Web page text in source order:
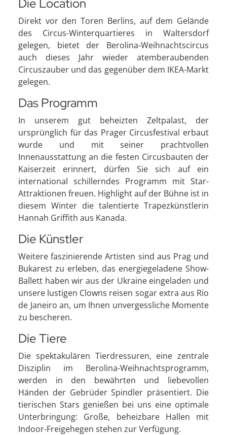
Direkt vor den Toren Berlins, auf dem Gelände
des Circus-Winterquartieres in Waltersdorf
gelegen, bietet der Berolina-Weihnachtscircus
auch dieses Jahr wieder atemberaubenden
Circuszauber und das gegenüber dem IKEA-Markt
gelegen.
Das Programm
In unserem gut beheizten Zeltpalast, der
ursprünglich für das Prager Circusfestival erbaut
wurde und mit seiner prachtvollen
Innenausstattung an die festen Circusbauten der
Kaiserzeit erinnert, dürfen Sie sich auf ein
international schillerndes Programm mit Star-
Attraktionen freuen. Highlight auf der Bühne ist in
diesem Winter die talentierte Trapezkünstlerin
Hannah Griffith aus Kanada.
Die Künstler
Weitere faszinierende Artisten sind aus Prag und
Bukarest zu erleben, das energiegeladene Show-
Ballett haben wir aus der Ukraine eingeladen und
unsere lustigen Clowns reisen sogar extra aus Rio
de Janeiro an, um Ihnen unvergessliche Momente
zu bescheren.
Die Tiere
Die spektakulären Tierdressuren, eine zentrale
Disziplin im Berolina-Weihnachtsprogramm,
werden in den bewährten und liebevollen
Händen der Gebrüder Spindler präsentiert. Die
tierischen Stars genießen bei uns eine optimale
Unterbringung: Große, beheizbare Hallen mit
Indoor-Freigehegen stehen zur Verfügung.